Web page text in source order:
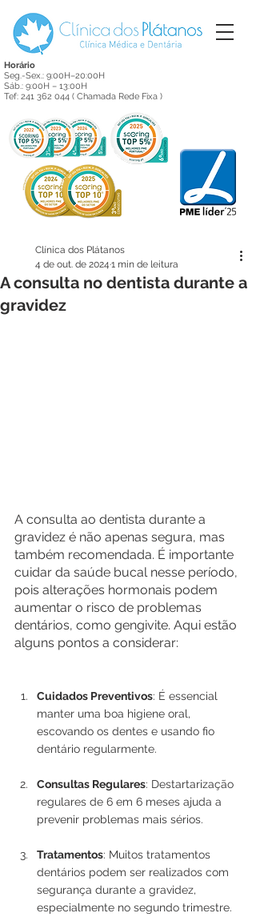
Horário
Seg.-Sex.: 9:00H–20:00H
Sáb.: 9:00H – 13:00H
Tef: 241 362 044 ( Chamada Rede Fixa )
A consulta no dentista durante a
gravidez
Clínica dos Plátanos
4 de out. de 2024 1 min de leitura
A consulta ao dentista durante a
gravidez é não apenas segura, mas
também recomendada. É importante
cuidar da saúde bucal nesse período,
pois alterações hormonais podem
aumentar o risco de problemas
dentários, como gengivite. Aqui estão
alguns pontos a considerar:
Cuidados Preventivos: É essencial
manter uma boa higiene oral,
escovando os dentes e usando fio
dentário regularmente.
Consultas Regulares: Destartarização
regulares de 6 em 6 meses ajuda a
prevenir problemas mais sérios.
Tratamentos: Muitos tratamentos
dentários podem ser realizados com
segurança durante a gravidez,
especialmente no segundo trimestre.